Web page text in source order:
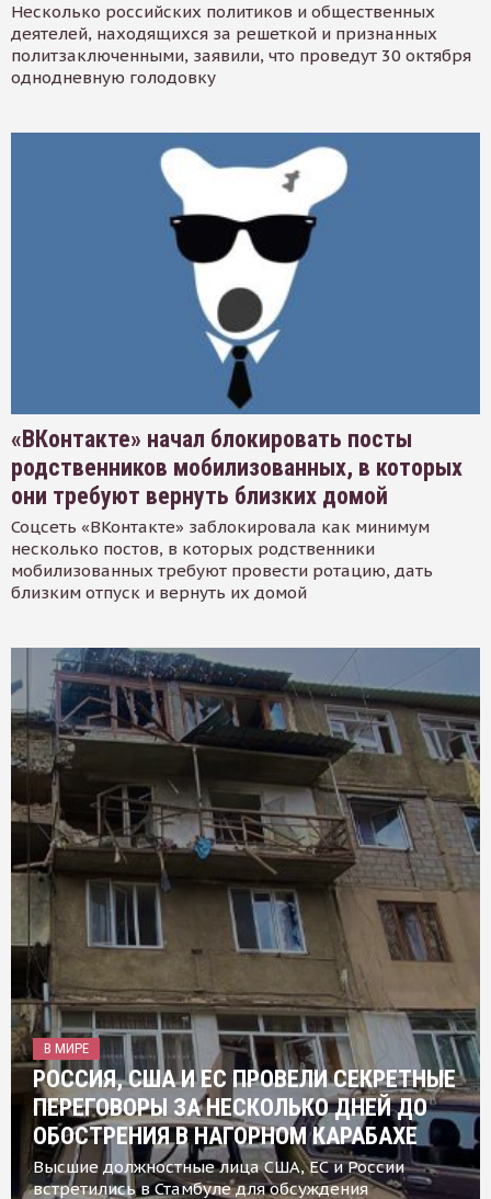
Несколько российских политиков и общественных
деятелей, находящихся за решеткой и признанных
политзаключенными, заявили, что проведут 30 октября
однодневную голодовку
«ВКонтакте» начал блокировать посты
родственников мобилизованных, в которых
они требуют вернуть близких домой
Соцсеть «ВКонтакте» заблокировала как минимум
несколько постов, в которых родственники
мобилизованных требуют провести ротацию, дать
близким отпуск и вернуть их домой
В МИРЕ
РОССИЯ, США И ЕС ПРОВЕЛИ СЕКРЕТНЫЕ
ПЕРЕГОВОРЫ ЗА НЕСКОЛЬКО ДНЕЙ ДО
ОБОСТРЕНИЯ В НАГОРНОМ КАРАБАХЕ
Высшие должностные лица США, ЕС и России
встретились в Стамбуле для обсуждения